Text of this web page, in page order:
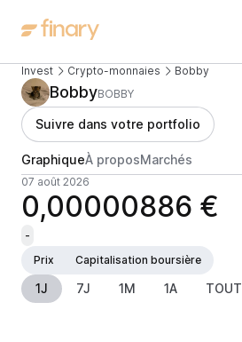
Invest Crypto-monnaies Bobby
BobbyBOBBY
Suivre dans votre portfolio
GraphiqueÀ proposMarchés
07 août 2026
0,00000886 €
-
Prix
Capitalisation boursière
1J 7J 1M 1A TOUT